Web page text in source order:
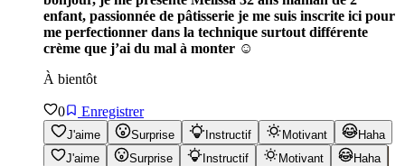
enfant, passionnée de pâtisserie je me suis inscrite ici pour
me perfectionner dans la technique surtout différente
crème que j’ai du mal à monter ☺️
À bientôt
0 Enregistrer
J'aime Surprise Instructif Motivant
Haha
J'aime
Surprise Instructif Motivant
Haha